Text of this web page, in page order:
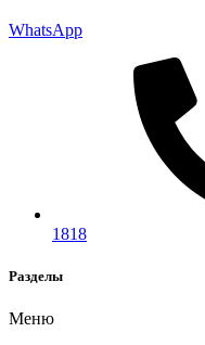
WhatsApp
1818
Разделы
Меню